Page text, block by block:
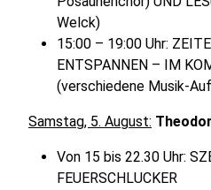
Welck)
15:00 – 19:00 Uhr:
ENTSPANNEN – IM
(verschiedene Musik-
Samstag, 5. August:
Von 15 bis 22.30 Uhr:
FEUERSCHLUCKER